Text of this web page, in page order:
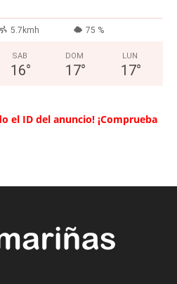
5.7kmh 75 %
SAB
16°
DOM
17°
LUN
17°
el ID del anuncio! ¡Comprueba